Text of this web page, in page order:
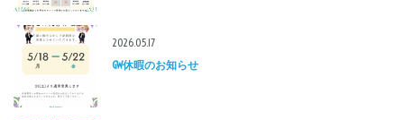
2026.05.17
GW休暇のお知らせ